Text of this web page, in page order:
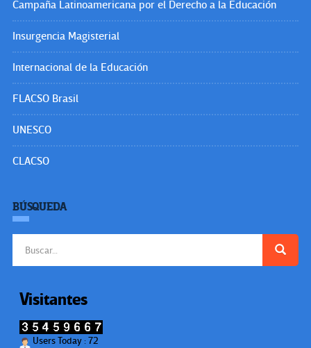
Campaña Latinoamericana por el Derecho a la Educación
Insurgencia Magisterial
Internacional de la Educación
FLACSO Brasil
UNESCO
CLACSO
BÚSQUEDA
Visitantes
Users Today : 72